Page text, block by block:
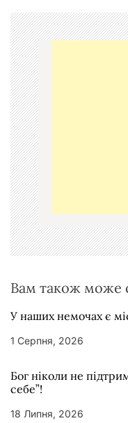
і
г
а
ц
і
я
з
а
п
и
с
в
Вам також може
У наших немочах є
1 Серпня, 2026
Бог ніколи не
себе”!
18 Липня, 2026